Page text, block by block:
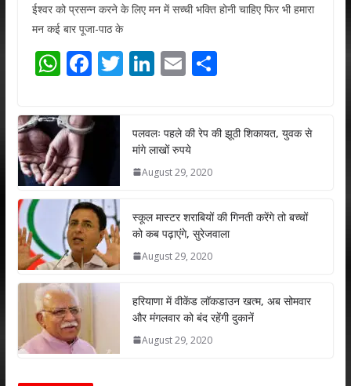
ईश्वर को प्रसन्न करने के लिए मन में सच्ची भक्ति होनी चाहिए फिर भी हमारा
मन कई बार पूजा-पाठ के
W
at
s
A
p
p
F
e
b
o
k
T
er
Li
e
dI
n
E
l
S
e
पलवलः पहले की रेप की झूठी शिकायत, युवक से
मांगे लाखों रुपये
August 29, 2020
स्कूल मास्टर शराबियों की गिनती करेंगे तो बच्चों
को कब पढ़ाएंगे, सुरेजवाला
August 29, 2020
हरियाणा में वीकेंड लॉकडाउन खत्म, अब सोमवार
और मंगलवार को बंद रहेंगी दुकानें
August 29, 2020